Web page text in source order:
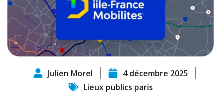
Julien Morel
4 décembre 2025
Lieux publics paris